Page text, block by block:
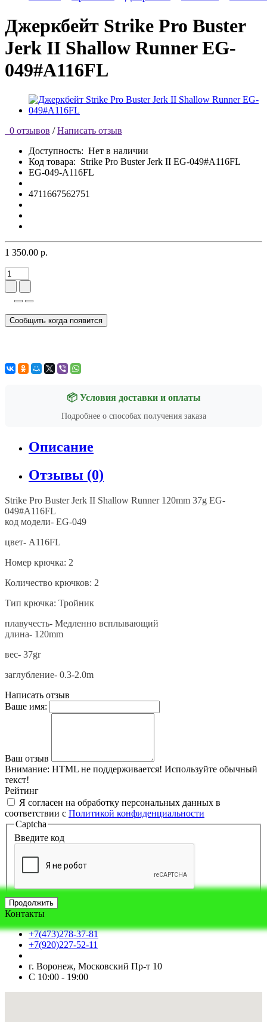
Джеркбейт Strike Pro Buster
Jerk II Shallow Runner EG-
049#A116FL
0 отзывов / Написать отзыв
Доступность: Нет в наличии
Код товара: Strike Pro Buster Jerk II EG-049#A116FL
EG-049-A116FL
4711667562751
1 350.00 р.
Сообщить когда появится
📦 Условия доставки и оплаты
Подробнее о способах получения заказа
Описание
Отзывы (0)
Strike Pro Buster Jerk II Shallow Runner 120mm 37g EG-
049#A116FL
код модели- EG-049
цвет- A116FL
Номер крючка: 2
Количество крючков: 2
Тип крючка: Тройник
плавучесть- Медленно всплывающий
длина- 120mm
вес- 37gr
заглубление- 0.3-2.0m
Написать отзыв
Ваше имя:
Ваш отзыв
Внимание: HTML не поддерживается! Используйте обычный
текст!
Рейтинг
Я согласен на обработку персональных данных в
соответствии с Политикой конфиденциальности
Captcha
Введите код
Продолжить
Контакты
+7(473)278-37-81
+7(920)227-52-11
г. Воронеж, Московский Пр-т 10
С 10:00 - 19:00